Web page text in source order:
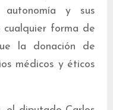
autonomía y sus
cualquier forma de
la donación de
médicos y éticos